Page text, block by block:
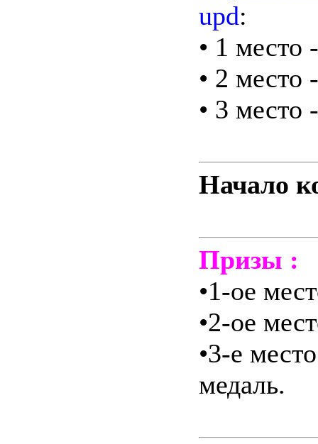
upd:
• 1 место
• 2 место
• 3 место
Начало
Призы :
•1-ое
•2-ое
•3-е
медаль.